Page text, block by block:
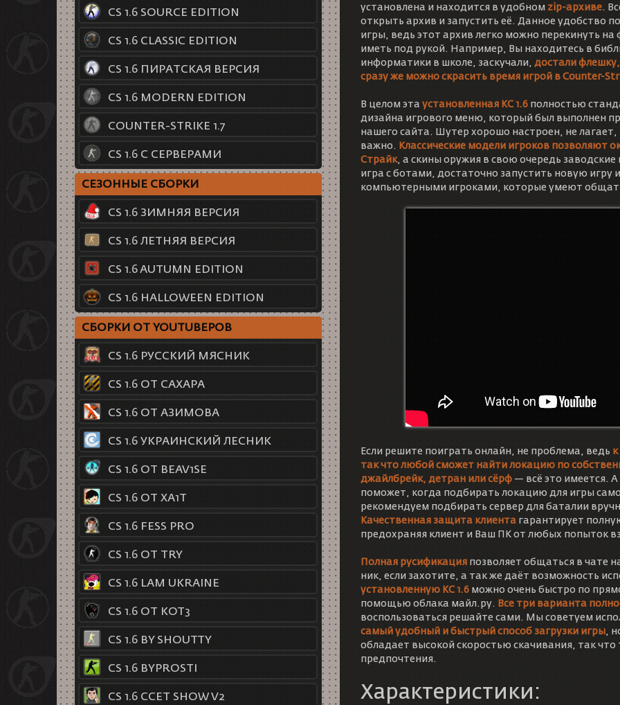
CS 1.6 SOURCE EDITION
CS 1.6 CLASSIC EDITION
CS 1.6 ПИРАТСКАЯ ВЕРСИЯ
CS 1.6 MODERN EDITION
COUNTER-STRIKE 1.7
CS 1.6 С СЕРВЕРАМИ
СЕЗОННЫЕ СБОРКИ
CS 1.6 ЗИМНЯЯ ВЕРСИЯ
CS 1.6 ЛЕТНЯЯ ВЕРСИЯ
CS 1.6 AUTUMN EDITION
CS 1.6 HALLOWEEN EDITION
СБОРКИ ОТ YOUTUBEРОВ
CS 1.6 РУССКИЙ МЯСНИК
CS 1.6 ОТ САХАРА
CS 1.6 ОТ АЗИМОВА
CS 1.6 УКРАИНСКИЙ ЛЕСНИК
CS 1.6 ОТ BEAV1SE
CS 1.6 ОТ XA1T
CS 1.6 FESS PRO
CS 1.6 ОТ TRY
CS 1.6 LAM UKRAINE
CS 1.6 ОТ KOT3
CS 1.6 BY SHOUTTY
CS 1.6 BYPROSTI
CS 1.6 CCET SHOW V2
установлена и находится в удобном zip-архиве.
открыть архив и запустить её. Данное удобство
игры, ведь этот архив легко можно перекинуть на
иметь под рукой. Например, Вы находитесь в
информатики в школе, заскучали, достали
сразу же можно скрасить время игрой в Counter-
В целом эта установленная КС 1.6 полностью
дизайна игрового меню, который был выполнен
нашего сайта. Шутер хорошо настроен, не
важно. Классические модели игроков позволяют
Страйк, а скины оружия в свою очередь
игра с ботами, достаточно запустить новую игру
компьютерными игроками, которые умеют
Если решите поиграть онлайн, не проблема, ведь
так что любой сможет найти локацию по
джайлбрейк, детран или сёрф — всё это имеется.
поможет, когда подбирать локацию для игры
рекомендуем подбирать сервер для баталии
Качественная защита клиента гарантирует
предохраняя клиент и Ваш ПК от любых попыток
Полная русификация позволяет общаться в чате
ник, если захотите, а так же даёт возможность
установленную КС 1.6 можно очень быстро по
помощью облака майл.ру. Все три варианта
воспользоваться решайте сами. Мы советуем
самый удобный и быстрый способ загрузки игры,
обладает высокой скоростью скачивания, так что
предпочтения.
Характеристики: